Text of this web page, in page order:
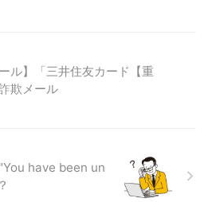
ール】「三井住友カード【重
欺メール
have been un